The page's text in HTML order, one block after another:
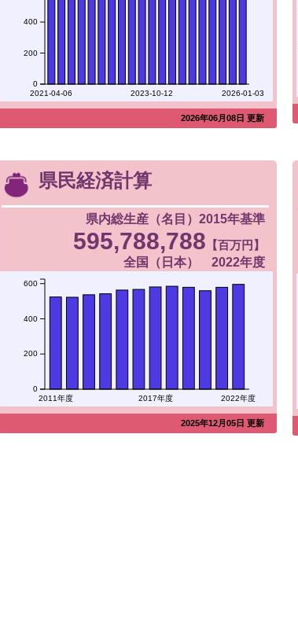
2021-04-06 2023-10-12 2026-01-03
0
200
400
2026年06月08日 更新
県民経済計算
県内総生産（名目）2015年基準
595,788,788 【百万円】
全国（日本） 2022年度
2011年度 2017年度 2022年度
0
200
400
600
2025年12月05日 更新